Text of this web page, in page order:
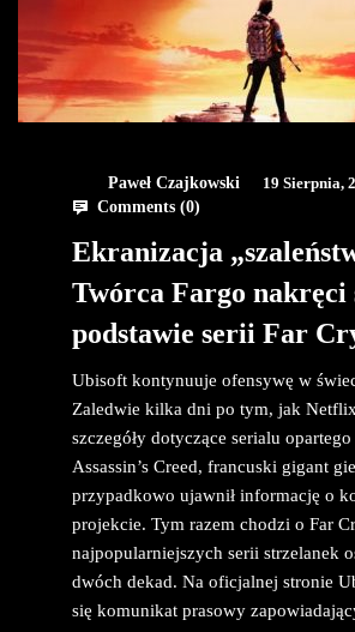
Paweł Czajkowski
19 Sierpnia,
Comments (0)
Ekranizacja
Twórca Fargo nakręci
podstawie serii Far
Ubisoft kontynuuje ofensywę w
Zaledwie kilka dni po tym, jak Netflix
szczegóły dotyczące serialu
Assassin’s Creed, francuski gigant
przypadkowo ujawnił informację o
projekcie. Tym razem chodzi o Far
najpopularniejszych serii strzelanek
dwóch dekad. Na oficjalnej stronie
się komunikat prasowy